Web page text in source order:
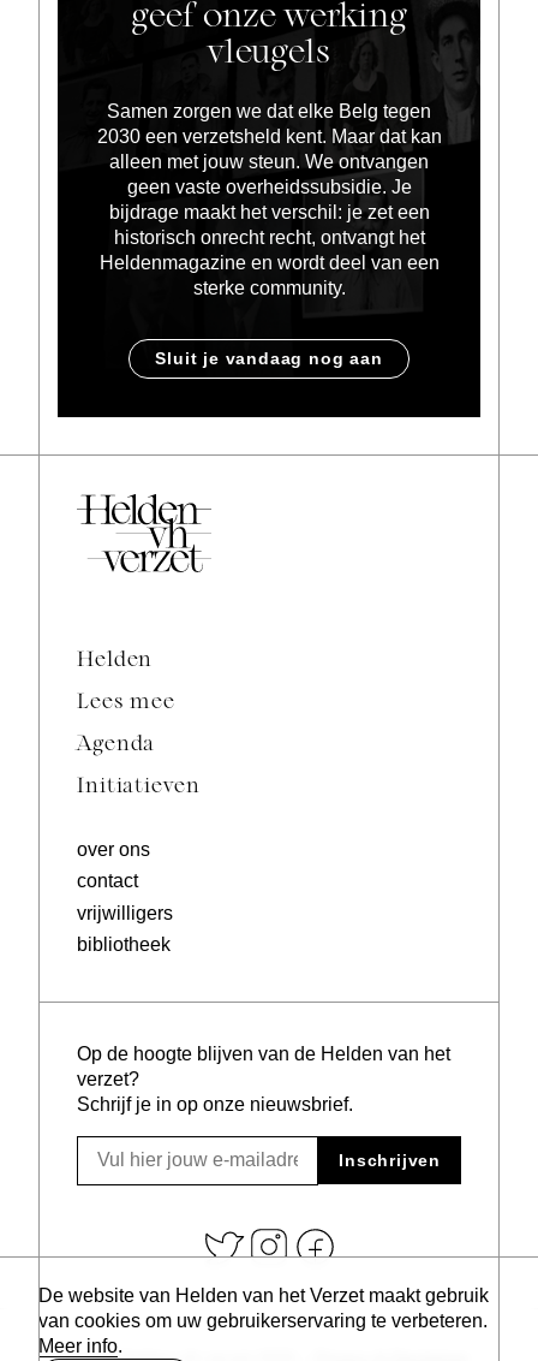
De website van Helden van het Verzet maakt gebruik
van cookies om uw gebruikerservaring te verbeteren.
Meer info.
geef onze werking
vleugels
Samen zorgen we dat elke Belg tegen
2030 een verzetsheld kent. Maar dat kan
alleen met jouw steun. We ontvangen
geen vaste overheidssubsidie. Je
bijdrage maakt het verschil: je zet een
historisch onrecht recht, ontvangt het
Heldenmagazine en wordt deel van een
sterke community.
Sluit je vandaag nog aan
Helden
Lees mee
Agenda
Initiatieven
over ons
contact
vrijwilligers
bibliotheek
Op de hoogte blijven van de Helden van het
verzet?
Schrijf je in op onze nieuwsbrief.
Inschrijven